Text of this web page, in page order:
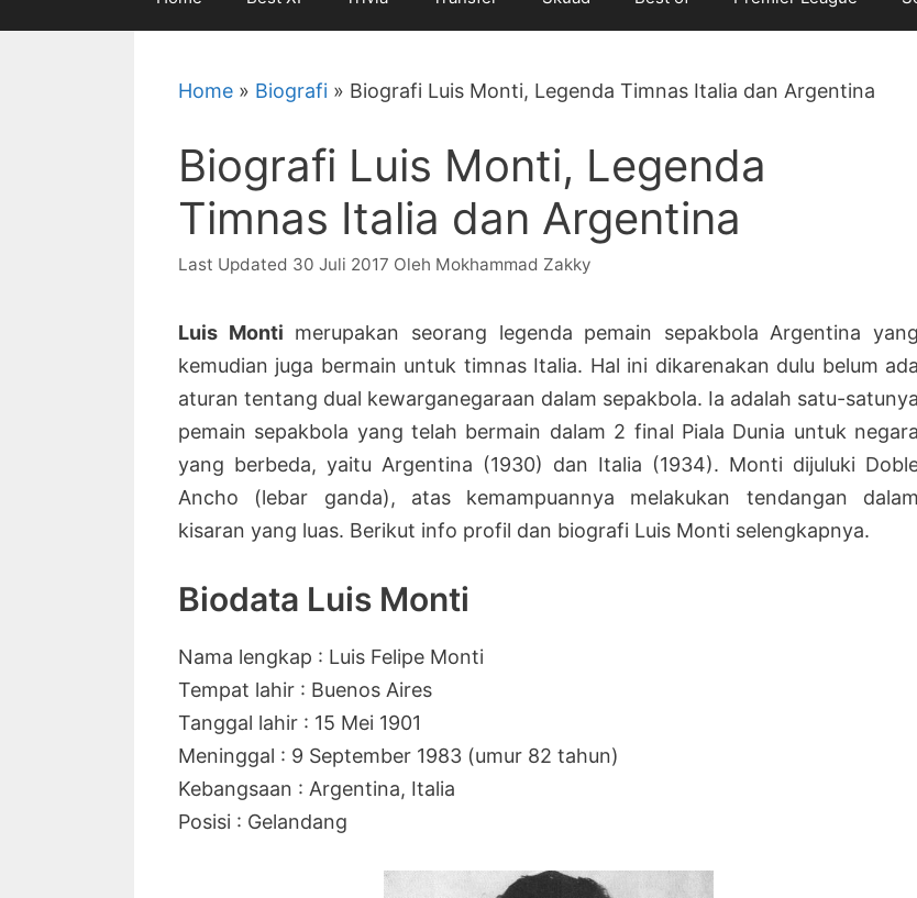
Home » Biografi » Biografi Luis Monti, Legenda Timnas Italia dan Argentina
Biografi Luis Monti, Legenda
Timnas Italia dan Argentina
30 Juli 2017 Oleh Mokhammad Zakky
Luis Monti merupakan seorang legenda pemain sepakbola Argentina yang
kemudian juga bermain untuk timnas Italia. Hal ini dikarenakan dulu belum ada
aturan tentang dual kewarganegaraan dalam sepakbola. Ia adalah satu-satunya
pemain sepakbola yang telah bermain dalam 2 final Piala Dunia untuk negara
yang berbeda, yaitu Argentina (1930) dan Italia (1934). Monti dijuluki
Ancho (lebar ganda), atas kemampuannya melakukan tendangan dalam
kisaran yang luas. Berikut info profil dan biografi Luis Monti selengkapnya.
Biodata Luis Monti
Nama lengkap : Luis Felipe Monti
Tempat lahir : Buenos Aires
Tanggal lahir : 15 Mei 1901
Meninggal : 9 September 1983 (umur 82 tahun)
Kebangsaan : Argentina, Italia
Posisi : Gelandang